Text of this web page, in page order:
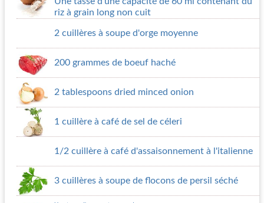
riz à grain long non cuit
2 cuillères à soupe d'orge moyenne
200 grammes de boeuf haché
2 tablespoons dried minced onion
1 cuillère à café de sel de céleri
1/2 cuillère à café d'assaisonnement à l'italienne
3 cuillères à soupe de flocons de persil séché